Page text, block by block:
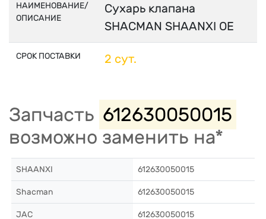
НАИМЕНОВАНИЕ/
ОПИСАНИЕ
Сухарь клапана
SHACMAN SHAANXI OE
СРОК ПОСТАВКИ 2 сут.
Запчасть 612630050015
возможно заменить на*
SHAANXI 612630050015
Shacman 612630050015
JAC 612630050015